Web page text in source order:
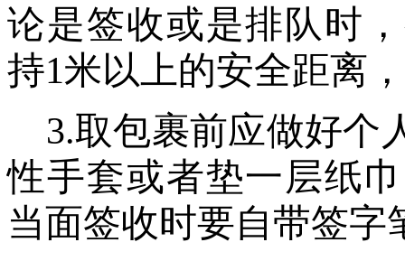
论是签收或是排队时
持1米以上的安全距离
3.取包裹前应做好个
性手套或者垫一层纸
当面签收时要自带签字